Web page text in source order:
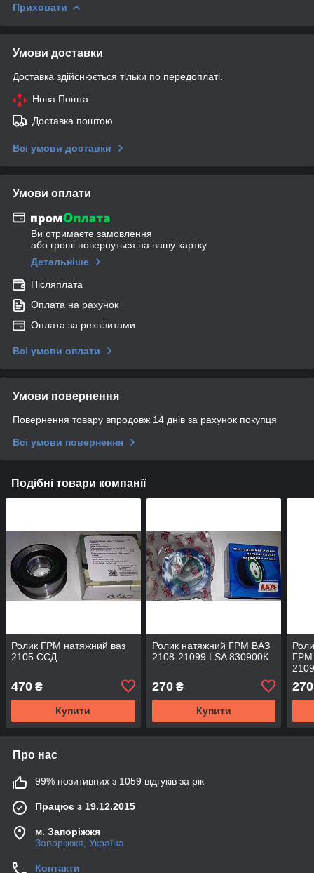
Приховати
Умови доставки
Доставка здійснюється тільки по передоплаті.
Нова Пошта
Доставка поштою
Всі умови доставки
Умови оплати
Ви отримаєте замовлення
або гроші повернуться на вашу картку
Детальніше
Післяплата
Оплата на рахунок
Оплата за реквізитами
Всі умови оплати
Умови повернення
Повернення товару впродовж 14 днів за рахунок покупця
Всі умови повернення
Подібні товари компанії
Ролик ГРМ натяжний ваз
2105 ССД
470 ₴
Купити
Ролик натяжний ГРМ ВАЗ
2108-21099 LSA 830900К
270₴
Купити
ГРМ
270
Про нас
99% позитивних з 1059 відгуків за рік
Працює з 19.12.2015
м. Запоріжжя
Запоріжжя, Україна
Контакти